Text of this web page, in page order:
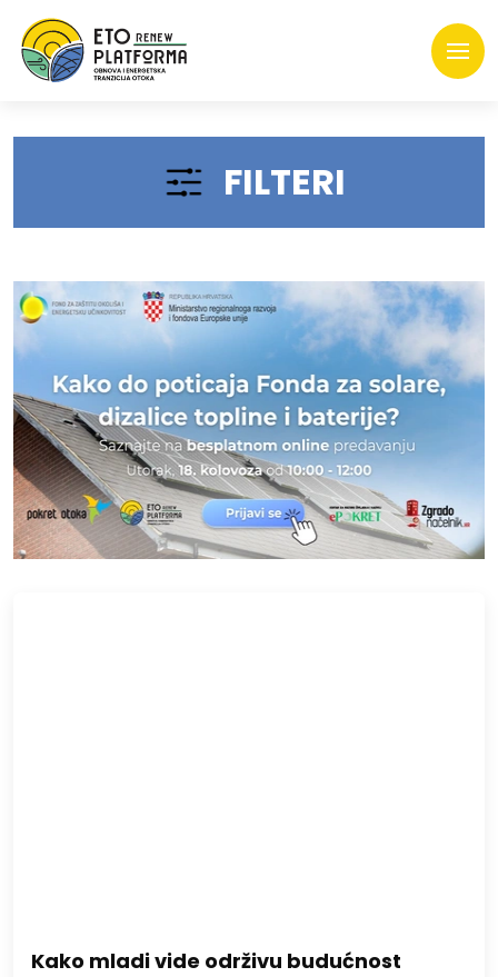
FILTERI
Kako mladi vide održivu budućnost